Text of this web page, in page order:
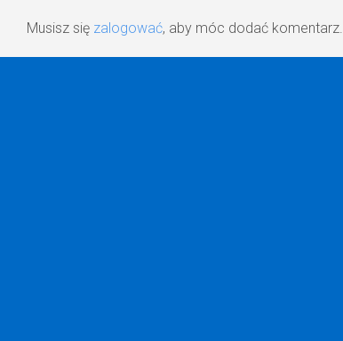
Musisz się zalogować, aby móc dodać komentarz.